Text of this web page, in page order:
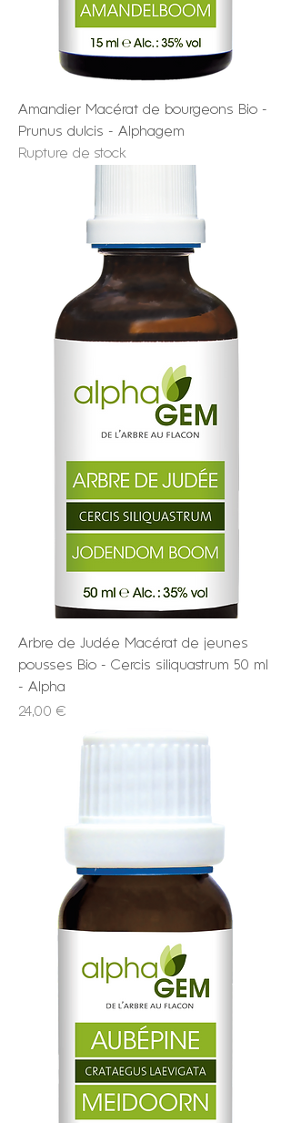
Amandier Macérat de bourgeons Bio -
Prunus dulcis - Alphagem
Rupture de stock
Arbre de Judée Macérat de jeunes
pousses Bio - Cercis siliquastrum 50 ml
- Alpha
Prix
24,00 €